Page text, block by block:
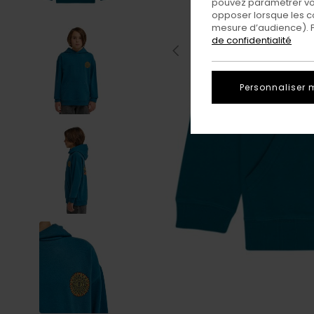
opposer lorsque les
mesure d’audience).
de confidentialité
Personnaliser